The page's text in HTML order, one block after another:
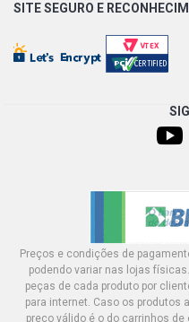
SITE SEGURO E
Preços e condições de
podendo variar nas lojas
peças de cada produto por
para internet. Caso os produtos
preço válido é o do carrinhos